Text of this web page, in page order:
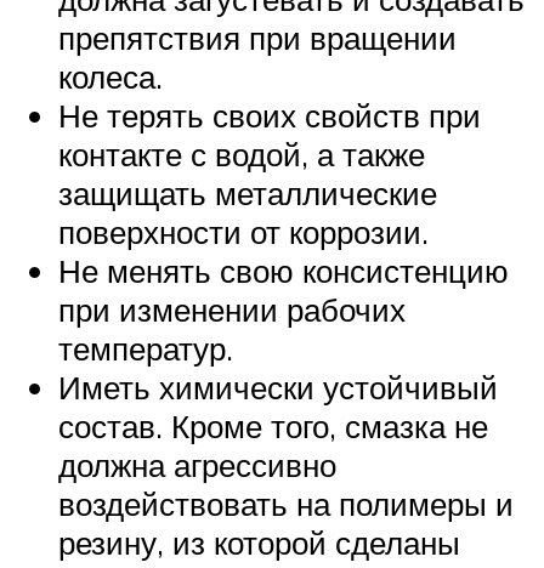
препятствия при вращении
колеса.
Не терять своих свойств при
контакте с водой, а также
защищать металлические
поверхности от коррозии.
Не менять свою консистенцию
при изменении рабочих
температур.
Иметь химически устойчивый
состав. Кроме того, смазка не
должна агрессивно
воздействовать на полимеры и
резину, из которой сделаны